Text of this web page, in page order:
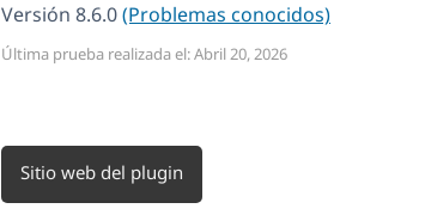
Versión 8.6.0(Problemas conocidos)
Última prueba realizada el: Abril 20, 2026
Sitio web del plugin